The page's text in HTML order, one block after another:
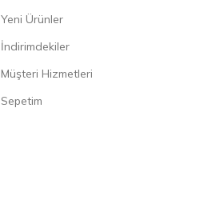
Yeni Ürünler
İndirimdekiler
Müşteri Hizmetleri
Sepetim